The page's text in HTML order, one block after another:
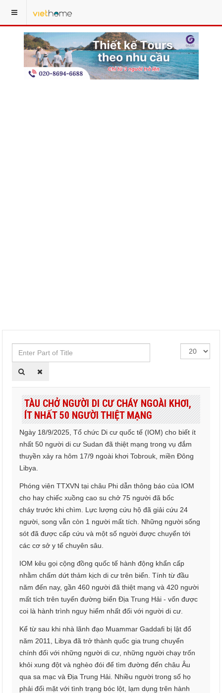
Enter
Part
of
Hiển
thị
TÀU CHỞ NGƯỜI DI CƯ CHÁY NGOÀI KHƠI,
ÍT NHẤT 50 NGƯỜI THIỆT MẠNG
Ngày 18/9/2025, Tổ chức Di cư quốc tế (IOM) cho biết ít
nhất 50 người di cư Sudan đã thiệt mạng trong vụ đắm
thuyền xảy ra hôm 17/9 ngoài khơi Tobrouk, miền Đông
Libya.
Phóng viên TTXVN tại châu Phi dẫn thông báo của IOM
cho hay chiếc xuồng cao su chở 75 người đã bốc
cháy trước khi chìm. Lực lượng cứu hộ đã giải cứu 24
người, song vẫn còn 1 người mất tích. Những người sống
sót đã được cấp cứu và một số người được chuyển tới
các cơ sở y tế chuyên sâu.
IOM kêu gọi cộng đồng quốc tế hành động khẩn cấp
nhằm chấm dứt thảm kịch di cư trên biển. Tính từ đầu
năm đến nay, gần 460 người đã thiệt mạng và 420 người
mất tích trên tuyến đường biển Địa Trung Hải - vốn được
coi là hành trình nguy hiểm nhất đối với người di cư.
Kể từ sau khi nhà lãnh đạo Muammar Gaddafi bị lật đổ
năm 2011, Libya đã trở thành quốc gia trung chuyển
chính đối với những người di cư, những người chạy trốn
khỏi xung đột và nghèo đói để tìm đường đến châu Âu
qua sa mạc và Địa Trung Hải. Nhiều người trong số họ
phải đối mặt với tình trạng bóc lột, lạm dụng trên hành